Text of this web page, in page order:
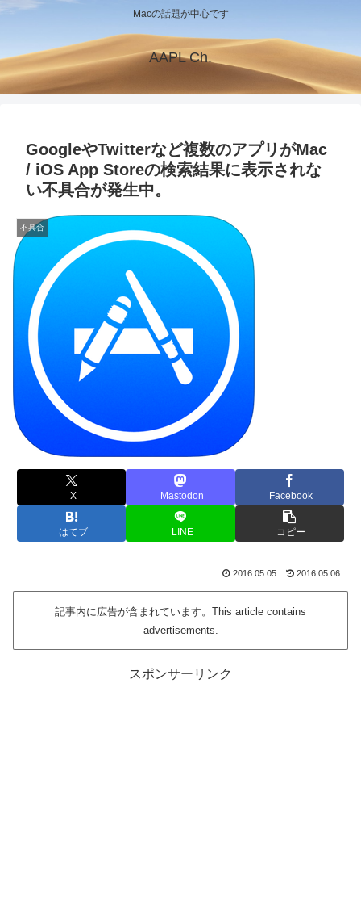
Macの話題が中心です
AAPL Ch.
GoogleやTwitterなど複数のアプリがMac
/ iOS App Storeの検索結果に表示されな
い不具合が発生中。
不具合
X Mastodon Facebook
はてブ LINE コピー
2016.05.05 2016.05.06
記事内に広告が含まれています。This article contains
advertisements.
スポンサーリンク